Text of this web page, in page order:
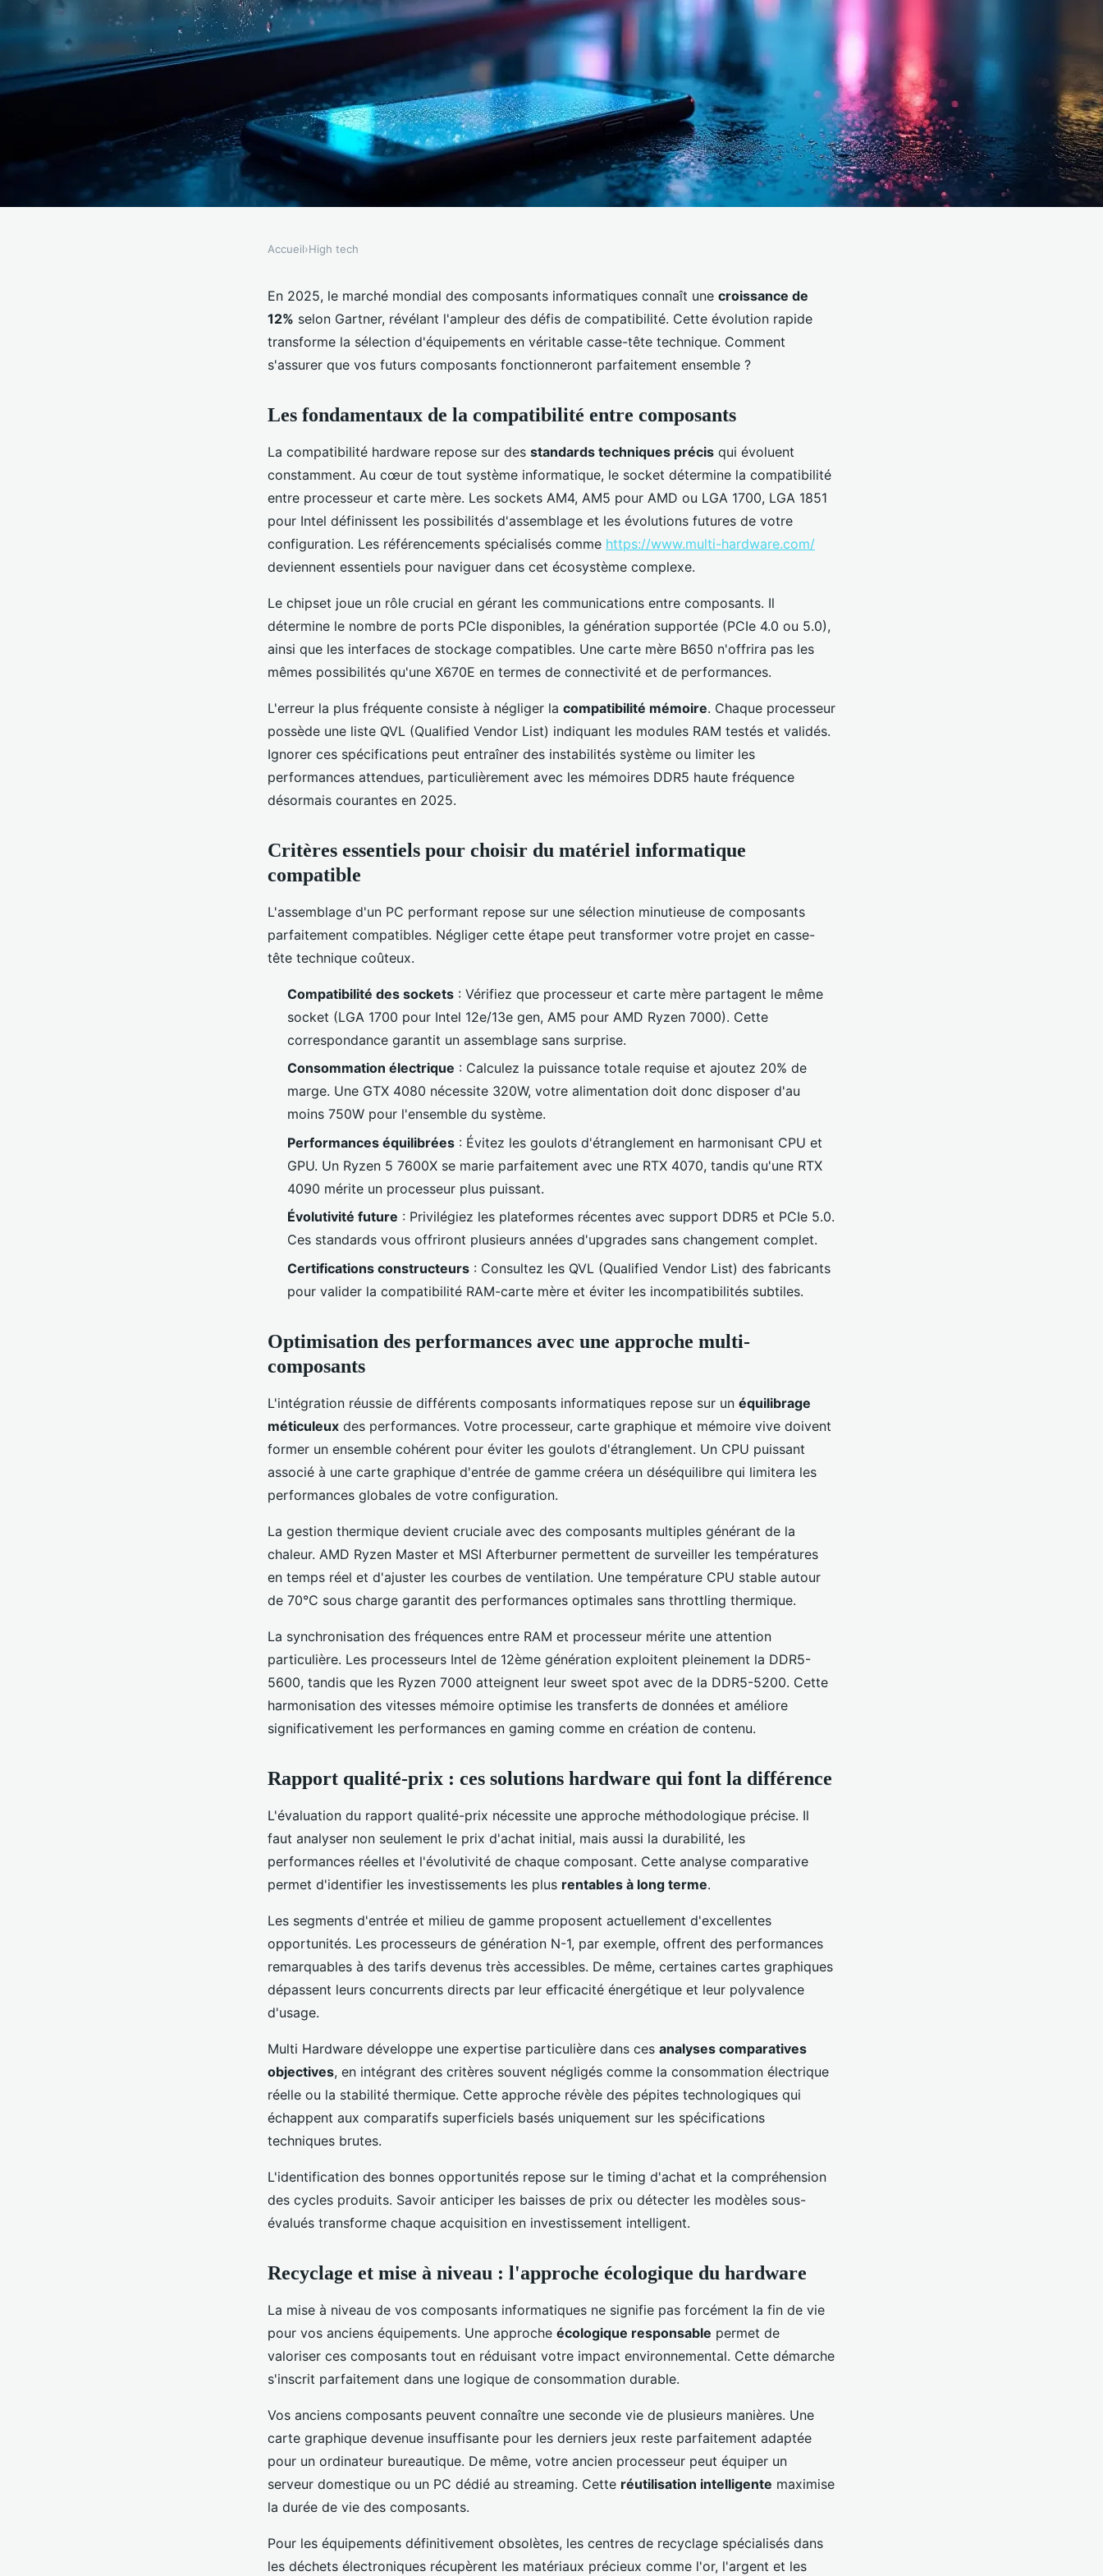
Multi hardware : votre boussole dans la
technologie de 2025
Accueil›High tech
En 2025, le marché mondial des composants informatiques connaît une croissance de
12% selon Gartner, révélant l'ampleur des défis de compatibilité. Cette évolution rapide
transforme la sélection d'équipements en véritable casse-tête technique. Comment
s'assurer que vos futurs composants fonctionneront parfaitement ensemble ?
Les fondamentaux de la compatibilité entre composants
La compatibilité hardware repose sur des standards techniques précis qui évoluent
constamment. Au cœur de tout système informatique, le socket détermine la compatibilité
entre processeur et carte mère. Les sockets AM4, AM5 pour AMD ou LGA 1700, LGA 1851
pour Intel définissent les possibilités d'assemblage et les évolutions futures de votre
configuration. Les référencements spécialisés comme https://www.multi-hardware.com/
deviennent essentiels pour naviguer dans cet écosystème complexe.
Le chipset joue un rôle crucial en gérant les communications entre composants. Il
détermine le nombre de ports PCIe disponibles, la génération supportée (PCIe 4.0 ou 5.0),
ainsi que les interfaces de stockage compatibles. Une carte mère B650 n'offrira pas les
mêmes possibilités qu'une X670E en termes de connectivité et de performances.
L'erreur la plus fréquente consiste à négliger la compatibilité mémoire. Chaque processeur
possède une liste QVL (Qualified Vendor List) indiquant les modules RAM testés et validés.
Ignorer ces spécifications peut entraîner des instabilités système ou limiter les
performances attendues, particulièrement avec les mémoires DDR5 haute fréquence
désormais courantes en 2025.
Critères essentiels pour choisir du matériel informatique
compatible
L'assemblage d'un PC performant repose sur une sélection minutieuse de composants
parfaitement compatibles. Négliger cette étape peut transformer votre projet en casse-
tête technique coûteux.
Compatibilité des sockets : Vérifiez que processeur et carte mère partagent le même
socket (LGA 1700 pour Intel 12e/13e gen, AM5 pour AMD Ryzen 7000). Cette
correspondance garantit un assemblage sans surprise.
Consommation électrique : Calculez la puissance totale requise et ajoutez 20% de
marge. Une GTX 4080 nécessite 320W, votre alimentation doit donc disposer d'au
moins 750W pour l'ensemble du système.
Performances équilibrées : Évitez les goulots d'étranglement en harmonisant CPU et
GPU. Un Ryzen 5 7600X se marie parfaitement avec une RTX 4070, tandis qu'une RTX
4090 mérite un processeur plus puissant.
Évolutivité future : Privilégiez les plateformes récentes avec support DDR5 et PCIe 5.0.
Ces standards vous offriront plusieurs années d'upgrades sans changement complet.
Certifications constructeurs : Consultez les QVL (Qualified Vendor List) des fabricants
pour valider la compatibilité RAM-carte mère et éviter les incompatibilités subtiles.
Optimisation des performances avec une approche multi-
composants
L'intégration réussie de différents composants informatiques repose sur un équilibrage
méticuleux des performances. Votre processeur, carte graphique et mémoire vive doivent
former un ensemble cohérent pour éviter les goulots d'étranglement. Un CPU puissant
associé à une carte graphique d'entrée de gamme créera un déséquilibre qui limitera les
performances globales de votre configuration.
La gestion thermique devient cruciale avec des composants multiples générant de la
chaleur. AMD Ryzen Master et MSI Afterburner permettent de surveiller les températures
en temps réel et d'ajuster les courbes de ventilation. Une température CPU stable autour
de 70°C sous charge garantit des performances optimales sans throttling thermique.
La synchronisation des fréquences entre RAM et processeur mérite une attention
particulière. Les processeurs Intel de 12ème génération exploitent pleinement la DDR5-
5600, tandis que les Ryzen 7000 atteignent leur sweet spot avec de la DDR5-5200. Cette
harmonisation des vitesses mémoire optimise les transferts de données et améliore
significativement les performances en gaming comme en création de contenu.
Rapport qualité-prix : ces solutions hardware qui font la différence
L'évaluation du rapport qualité-prix nécessite une approche méthodologique précise. Il
faut analyser non seulement le prix d'achat initial, mais aussi la durabilité, les
performances réelles et l'évolutivité de chaque composant. Cette analyse comparative
permet d'identifier les investissements les plus rentables à long terme.
Les segments d'entrée et milieu de gamme proposent actuellement d'excellentes
opportunités. Les processeurs de génération N-1, par exemple, offrent des performances
remarquables à des tarifs devenus très accessibles. De même, certaines cartes graphiques
dépassent leurs concurrents directs par leur efficacité énergétique et leur polyvalence
d'usage.
Multi Hardware développe une expertise particulière dans ces analyses comparatives
objectives, en intégrant des critères souvent négligés comme la consommation électrique
réelle ou la stabilité thermique. Cette approche révèle des pépites technologiques qui
échappent aux comparatifs superficiels basés uniquement sur les spécifications
techniques brutes.
L'identification des bonnes opportunités repose sur le timing d'achat et la compréhension
des cycles produits. Savoir anticiper les baisses de prix ou détecter les modèles sous-
évalués transforme chaque acquisition en investissement intelligent.
Recyclage et mise à niveau : l'approche écologique du hardware
La mise à niveau de vos composants informatiques ne signifie pas forcément la fin de vie
pour vos anciens équipements. Une approche écologique responsable permet de
valoriser ces composants tout en réduisant votre impact environnemental. Cette démarche
s'inscrit parfaitement dans une logique de consommation durable.
Vos anciens composants peuvent connaître une seconde vie de plusieurs manières. Une
carte graphique devenue insuffisante pour les derniers jeux reste parfaitement adaptée
pour un ordinateur bureautique. De même, votre ancien processeur peut équiper un
serveur domestique ou un PC dédié au streaming. Cette réutilisation intelligente maximise
la durée de vie des composants.
Pour les équipements définitivement obsolètes, les centres de recyclage spécialisés dans
les déchets électroniques récupèrent les matériaux précieux comme l'or, l'argent et les